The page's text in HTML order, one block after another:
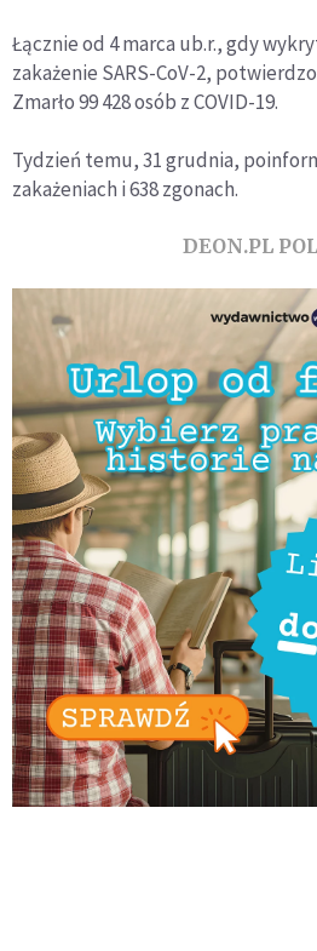
Łącznie od 4 marca ub.r., gdy
zakażenie SARS-CoV-2,
Zmarło 99 428 osób z COVID-19.
Tydzień temu, 31 grudnia,
zakażeniach i 638 zgonach.
DEON.PL